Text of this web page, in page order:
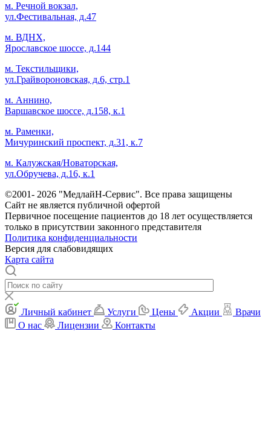
м. Речной вокзал,
ул.Фестивальная, д.47
м. ВДНХ,
Ярославское шоссе, д.144
м. Текстильщики,
ул.Грайвороновская, д.6, стр.1
м. Аннино,
Варшавское шоссе, д.158, к.1
м. Раменки,
Мичуринский проспект, д.31, к.7
м. Калужская/Новаторская,
ул.Обручева, д.16, к.1
©2001- 2026 "МедлайН-Сервис". Все права защищены
Сайт не является публичной офертой
Первичное посещение пациентов до 18 лет осуществляется
только в присутствии законного представителя
Политика конфиденциальности
Версия для слабовидящих
Карта сайта
Личный кабинет Услуги Цены Акции
Врачи
О нас
Лицензии Контакты